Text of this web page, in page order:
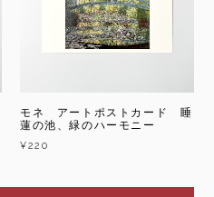
モネ アートポストカード 睡
蓮の池、緑のハーモニー
¥220